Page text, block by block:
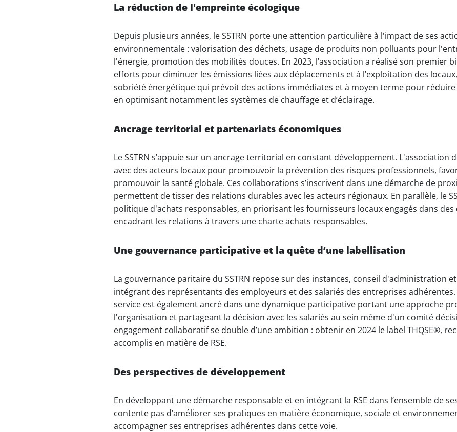
La réduction de l'empreinte écologique
Depuis plusieurs années, le SSTRN porte une attention particulière à l'impact de ses
environnementale : valorisation des déchets, usage de produits non polluants pour
l'énergie, promotion des mobilités douces. En 2023, l’association a réalisé son premier
efforts pour diminuer les émissions liées aux déplacements et à l’exploitation des
sobriété énergétique qui prévoit des actions immédiates et à moyen terme pour réduire
en optimisant notamment les systèmes de chauffage et d’éclairage.
Ancrage territorial et partenariats économiques
Le SSTRN s’appuie sur un ancrage territorial en constant développement. L'association
avec des acteurs locaux pour promouvoir la prévention des risques professionnels,
promouvoir la santé globale. Ces collaborations s’inscrivent dans une démarche de
permettent de tisser des relations durables avec les acteurs régionaux. En parallèle, le
politique d'achats responsables, en priorisant les fournisseurs locaux engagés dans
encadrant les relations à travers une charte achats responsables.
Une gouvernance participative et la quête d’une labellisation
La gouvernance paritaire du SSTRN repose sur des instances, conseil d'administration
intégrant des représentants des employeurs et des salariés des entreprises
service est également ancré dans une dynamique participative portant une approche
l'organisation et partageant la décision avec les salariés au sein même d'un comité
engagement collaboratif se double d’une ambition : obtenir en 2024 le label THQSE®,
accomplis en matière de RSE​.
Des perspectives de développement
En développant une démarche responsable et en intégrant la RSE dans l’ensemble de
contente pas d’améliorer ses pratiques en matière économique, sociale et
accompagner ses entreprises adhérentes dans cette voie.